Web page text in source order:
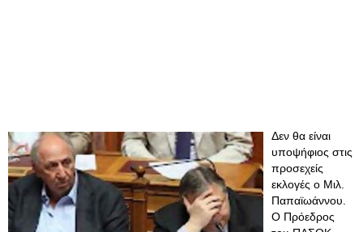
Δεν θα είναι
υποψήφιος στις
προσεχείς
εκλογές ο Μιλ.
Παπαϊωάννου.
Ο Πρόεδρος